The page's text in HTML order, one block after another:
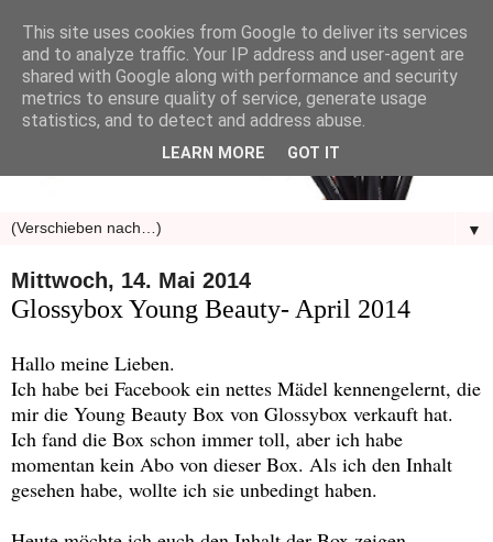
▼
Mittwoch, 14. Mai 2014
Glossybox Young Beauty- April 2014
Hallo meine Lieben.
Ich habe bei Facebook ein nettes Mädel kennengelernt, die
mir die Young Beauty Box von Glossybox verkauft hat.
Ich fand die Box schon immer toll, aber ich habe
momentan kein Abo von dieser Box. Als ich den Inhalt
gesehen habe, wollte ich sie unbedingt haben.
This site uses cookies from Google to deliver its services
and to analyze traffic. Your IP address and user-agent are
shared with Google along with performance and security
metrics to ensure quality of service, generate usage
statistics, and to detect and address abuse.
LEARN MORE GOT IT